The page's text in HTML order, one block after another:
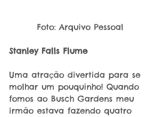
Foto: Arquivo Pessoal
Stanley Falls Flume
Uma atração divertida para se
molhar um pouquinho! Quando
fomos ao Busch Gardens meu
irmão estava fazendo quatro